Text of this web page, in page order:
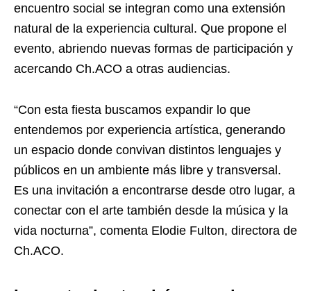
encuentro social se integran como una extensión
natural de la experiencia cultural. Que propone el
evento, abriendo nuevas formas de participación y
acercando Ch.ACO a otras audiencias.
“Con esta fiesta buscamos expandir lo que
entendemos por experiencia artística, generando
un espacio donde convivan distintos lenguajes y
públicos en un ambiente más libre y transversal.
Es una invitación a encontrarse desde otro lugar, a
conectar con el arte también desde la música y la
vida nocturna”, comenta Elodie Fulton, directora de
Ch.ACO.